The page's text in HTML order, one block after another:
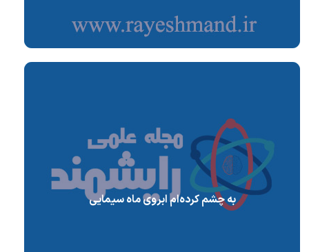
به چشم کرده‌ام ابروی ماه سیمایی